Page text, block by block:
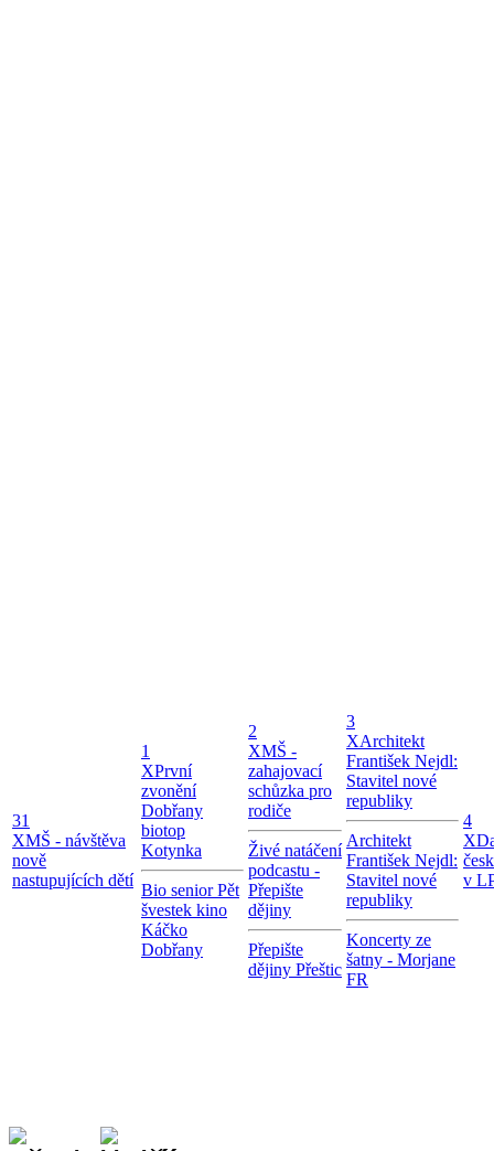
31
XMŠ - návštěva
nově
nastupujících dětí
1
XPrvní
zvonění
Dobřany
biotop
Kotynka
Bio senior Pět
švestek kino
Káčko
Dobřany
2
XMŠ -
zahajovací
schůzka pro
rodiče
Živé natáčení
podcastu -
Přepište
dějiny
Přepište
dějiny Přeštic
3
XArchitekt
František Nejdl:
Stavitel nové
republiky
Architekt
František Nejdl:
Stavitel nové
republiky
Koncerty ze
šatny - Morjane
FR
4
X
v